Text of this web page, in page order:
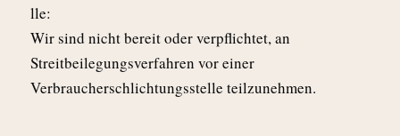
lle:
Wir sind nicht bereit oder verpflichtet, an
Streitbeilegungsverfahren vor einer
Verbraucherschlichtungsstelle teilzunehmen.